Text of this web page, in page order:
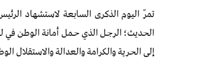
تمرّ اليوم الذكرى السابعة لاستشهاد
الحديث؛ الرجل الذي حمل أمانة الوطن
إلى الحرية والكرامة والعدالة والاستقلال